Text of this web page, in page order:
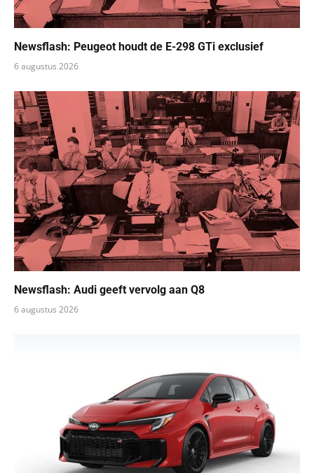
Newsflash: Peugeot houdt de E-298 GTi exclusief
6 augustus 2026
Newsflash: Audi geeft vervolg aan Q8
6 augustus 2026